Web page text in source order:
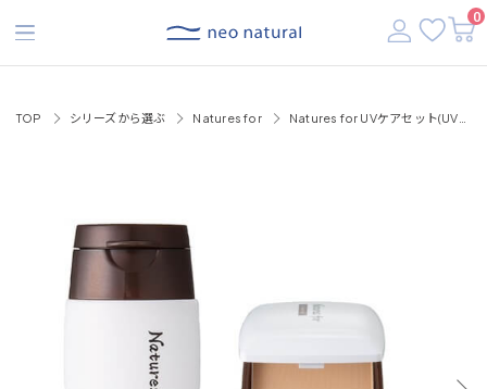
0
TOP シリーズから選ぶ Natures for